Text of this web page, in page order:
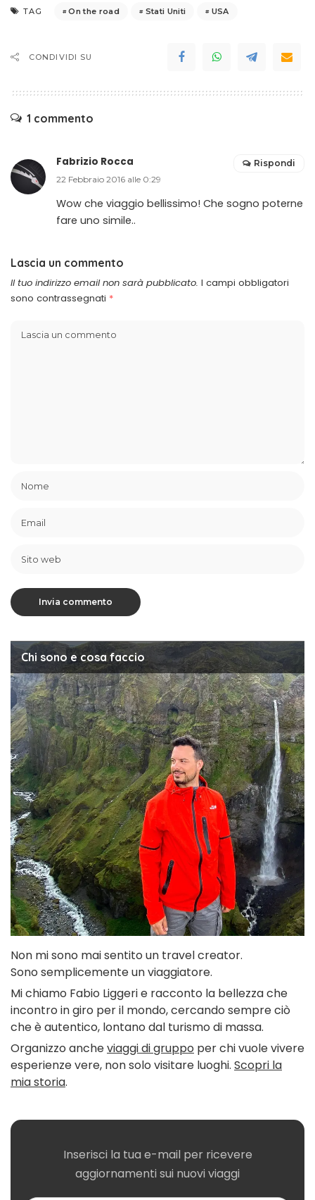
TAG On the road Stati Uniti USA
CONDIVIDI SU
1 commento
Fabrizio Rocca
22 Febbraio 2016 alle 0:29
Wow che viaggio bellissimo! Che sogno poterne
fare uno simile..
Rispondi
Lascia un commento
Il tuo indirizzo email non sarà pubblicato. I campi obbligatori
sono contrassegnati *
Chi sono e cosa faccio
Non mi sono mai sentito un travel creator.
Sono semplicemente un viaggiatore.
Mi chiamo Fabio Liggeri e racconto la bellezza che
incontro in giro per il mondo, cercando sempre ciò
che è autentico, lontano dal turismo di massa.
Organizzo ancheviaggi di gruppo per chi vuole vivere
esperienze vere, non solo visitare luoghi. Scopri la
mia storia.
Inserisci la tua e-mail per ricevere
aggiornamenti sui nuovi viaggi